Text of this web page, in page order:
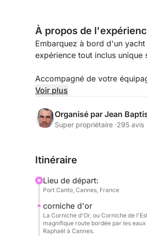
À propos de
Embarquez à bord d'un
expérience tout inclus unique
Accompagné de votre
les plus beaux spots de la
Spacieux et parfaitement
Skipper professionnel &
Carburant
Boissons fraîches
Paddle & snorkeling
Équipements de sécurité
Voir plus
Organisé par Jean
Super propriétaire ·295 avis
Itinéraire
Lieu de départ:
Port Canto, Cannes, France
corniche d'or
La Corniche d'Or, ou Corniche de
magnifique route bordée par les
Raphaël à Cannes.